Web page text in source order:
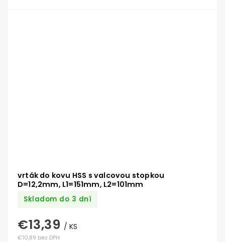
vrták do kovu HSS s valcovou stopkou
D=12,2mm, L1=151mm, L2=101mm
Skladom do 3 dní
€10,89 bez DPH
€13,39 / KS